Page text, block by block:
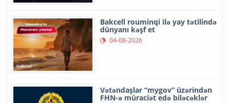
Bakcell rouminqi ilə yay tətilində
dünyanı kəşf et
04-08-2026
Vətəndaşlar “mygov” üzərindən
FHN-ə müraciət edə biləcəklər